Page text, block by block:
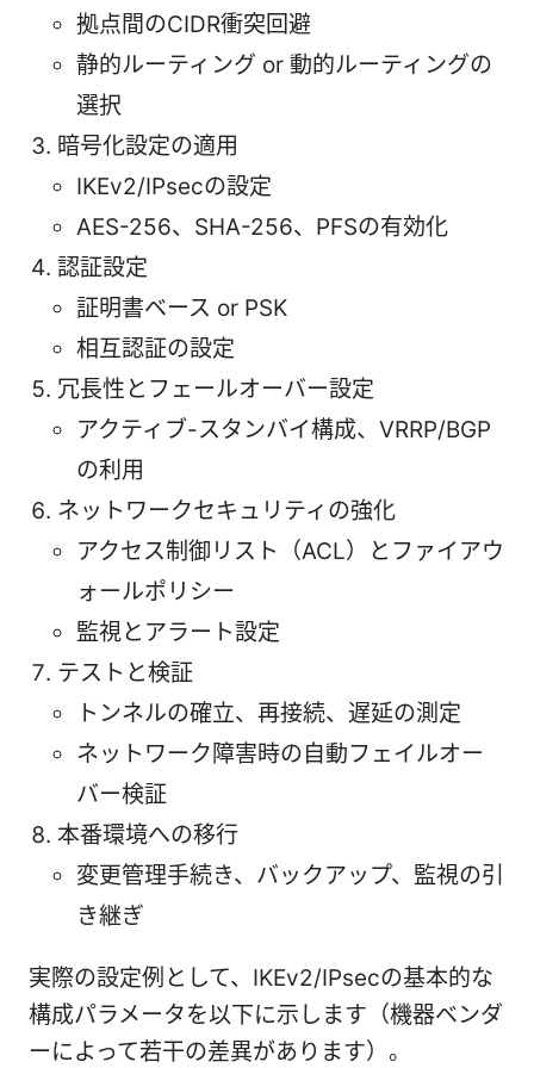
拠点間のCIDR衝突回避
静的ルーティング or 動的ルーティングの
選択
暗号化設定の適用
IKEv2/IPsecの設定
AES-256、SHA-256、PFSの有効化
認証設定
証明書ベース or PSK
相互認証の設定
冗長性とフェールオーバー設定
アクティブ-スタンバイ構成、VRRP/BGP
の利用
ネットワークセキュリティの強化
アクセス制御リスト（ACL）とファイアウ
ォールポリシー
監視とアラート設定
テストと検証
トンネルの確立、再接続、遅延の測定
ネットワーク障害時の自動フェイルオー
バー検証
本番環境への移行
変更管理手続き、バックアップ、監視の引
き継ぎ
実際の設定例として、IKEv2/IPsecの基本的な
構成パラメータを以下に示します（機器ベンダ
ーによって若干の差異があります）。